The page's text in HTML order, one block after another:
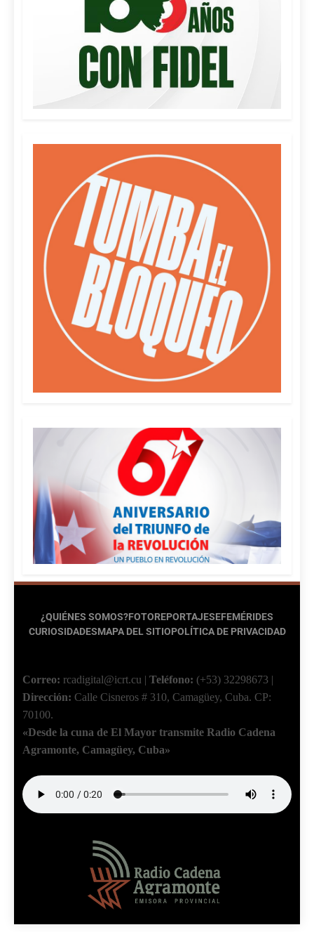
¿QUIÉNES SOMOS?FOTOREPORTAJESEFEMÉRIDES
CURIOSIDADESMAPA DEL SITIOPOLÍTICA DE PRIVACIDAD
Correo: rcadigital@icrt.cu | Teléfono: (+53) 32298673 |
Dirección: Calle Cisneros # 310, Camagüey, Cuba. CP:
70100.
«Desde la cuna de El Mayor transmite Radio Cadena
Agramonte, Camagüey, Cuba»